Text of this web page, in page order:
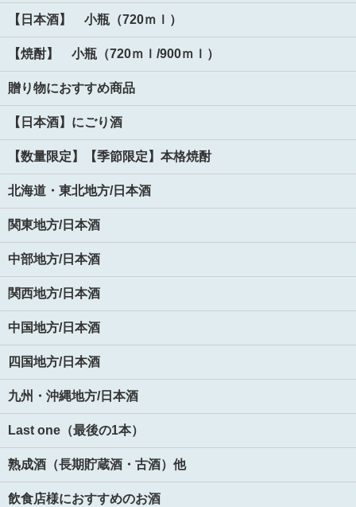
【日本酒】 小瓶（720ｍｌ）
【焼酎】 小瓶（720ｍｌ/900ｍｌ）
贈り物におすすめ商品
【日本酒】にごり酒
【数量限定】【季節限定】本格焼酎
北海道・東北地方/日本酒
関東地方/日本酒
中部地方/日本酒
関西地方/日本酒
中国地方/日本酒
四国地方/日本酒
九州・沖縄地方/日本酒
Last one（最後の1本）
熟成酒（長期貯蔵酒・古酒）他
飲食店様におすすめのお酒